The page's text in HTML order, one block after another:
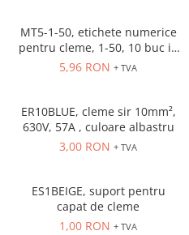
MT5-1-50, etichete numerice
pentru cleme, 1-50, 10 buc in
cutie
5,96 RON + TVA
ER10BLUE, cleme sir 10mm²,
630V, 57A , culoare albastru
3,00 RON + TVA
ES1BEIGE, suport pentru
capat de cleme
1,00 RON + TVA